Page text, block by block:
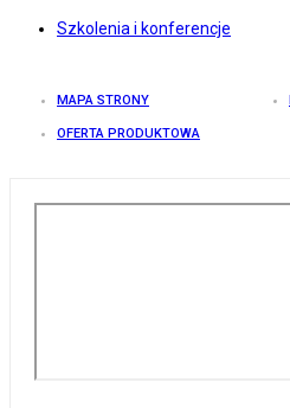
Szkolenia i konferencje
MAPA STRONY
OFERTA PRODUKTOWA